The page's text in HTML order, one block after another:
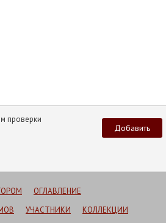
проверки
ОГЛАВЛЕНИЕ
УЧАСТНИКИ КОЛЛЕКЦИИ